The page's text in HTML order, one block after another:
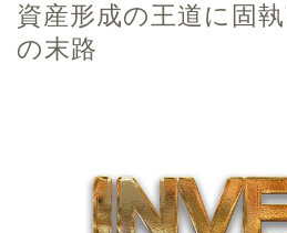
資産形成の王道に固
の末路